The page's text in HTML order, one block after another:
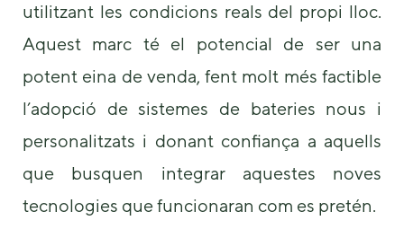
utilitzant les condicions reals del propi lloc.
Aquest marc té el potencial de ser una
potent eina de venda, fent molt més factible
l’adopció de sistemes de bateries nous i
personalitzats i donant confiança a aquells
que busquen integrar aquestes noves
tecnologies que funcionaran com es pretén.